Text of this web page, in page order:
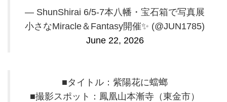
— ShunShirai 6/5-7本八幡・宝石箱で写真展
小さなMiracle＆Fantasy開催✨️ (@JUN1785)
June 22, 2026
■タイトル：紫陽花に蟷螂
■撮影スポット：鳳凰山本漸寺（東金市）